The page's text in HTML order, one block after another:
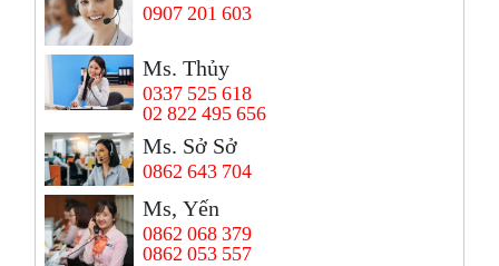
0907 201 603
Ms. Thủy
0337 525 618
02 822 495 656
Ms. Sở Sở
0862 643 704
Ms, Yến
0862 068 379
0862 053 557